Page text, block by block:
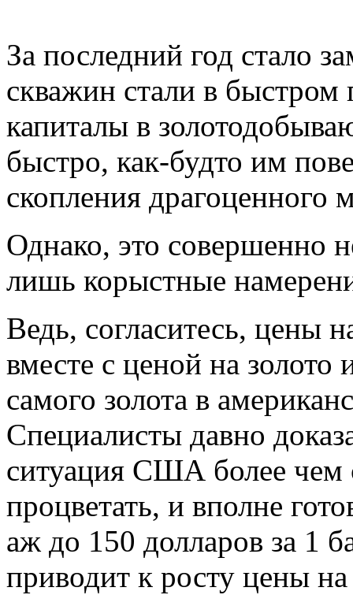
За последний год стало
скважин стали в быстром
капиталы в
быстро, как-будто им
скопления драгоценного
Однако, это совершенно
лишь корыстные
Ведь, согласитесь, цены
вместе с ценой на
самого золота в
Специалисты давно
ситуация США более чем
процветать, и вполне
аж до 150 долларов за 1
приводит к росту цены на